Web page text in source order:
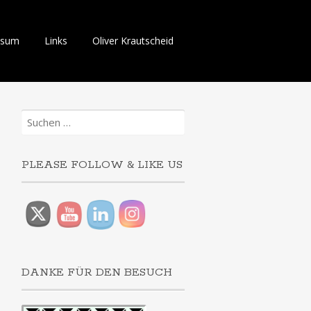
Links Oliver Krautscheid
Suchen
nach:
PLEASE FOLLOW & LIKE US
DANKE FÜR DEN BESUCH